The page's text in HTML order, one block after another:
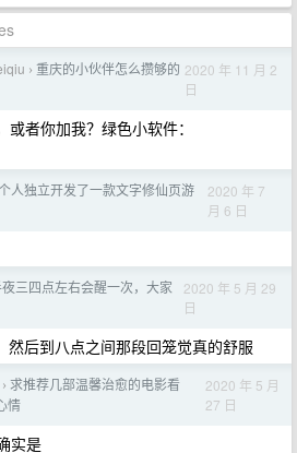
› 重庆的小伙伴怎么攒够的 2020 年 11 月 2
日
者你加我？绿色小软件：
人独立开发了一款文字修仙页游
2020 年 7
月 6 日
三四点左右会醒一次，大家
2020 年 5 月 29
日
然后到八点之间那段回笼觉真的舒服
› 求推荐几部温馨治愈的电影看
情
2020 年 5 月
27 日
实是